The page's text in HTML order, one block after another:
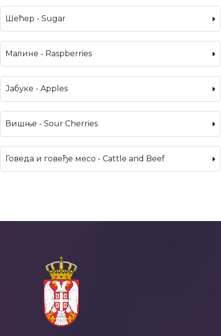
Шећер - Sugar
Малине - Raspberries
Јабуке - Apples
Вишње - Sour Cherries
Говеда и говеђе месо - Cattle and Beef